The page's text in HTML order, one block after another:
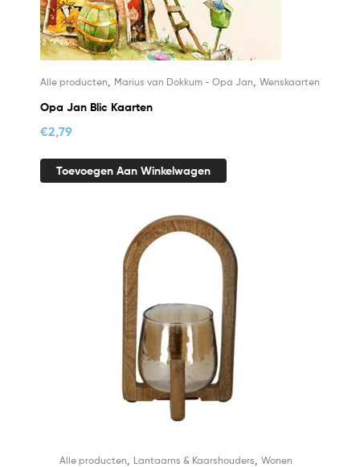
Alle producten Marius van Dokkum - Opa Jan Wenskaarten
Opa Jan Blic Kaarten
€2,79
Toevoegen Aan Winkelwagen
Alle producten Lantaarns & Kaarshouders Wonen